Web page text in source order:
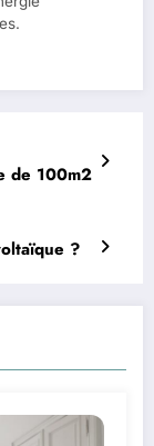
de 100m2
?